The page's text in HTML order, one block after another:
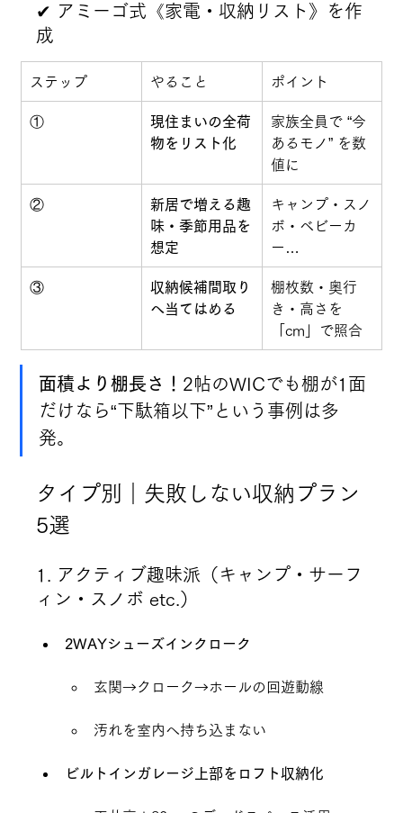
✔ アミーゴ式《家電・収納リスト》を作
成
ステップ やること ポイント
①
現住まいの全荷
物をリスト化
家族全員で “今
あるモノ” を数
値に
②
新居で増える趣
味・季節用品を
想定
キャンプ・スノ
ボ・ベビーカ
ー…
③
収納候補間取り
へ当てはめる
棚枚数・奥行
き・高さを
「cm」で照合
面積より棚長さ！ 2帖のWICでも棚が1面
だけなら“下駄箱以下”という事例は多
発。
タイプ別｜失敗しない収納プラン
5選
1. アクティブ趣味派（キャンプ・サーフ
ィン・スノボ etc.）
2WAYシューズインクローク
玄関→クローク→ホールの回遊動線
汚れを室内へ持ち込まない
ビルトインガレージ上部をロフト収納化